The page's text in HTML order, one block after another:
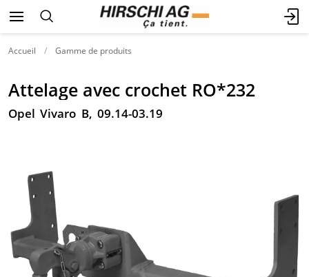
Accueil Gamme de produits
Attelage avec crochet RO*232
Opel Vivaro B, 09.14-03.19